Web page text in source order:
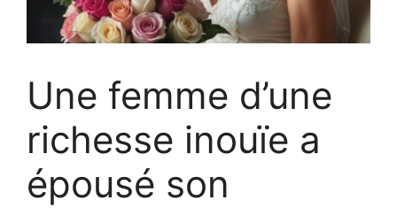
Une femme d’une
richesse inouïe a
épousé son